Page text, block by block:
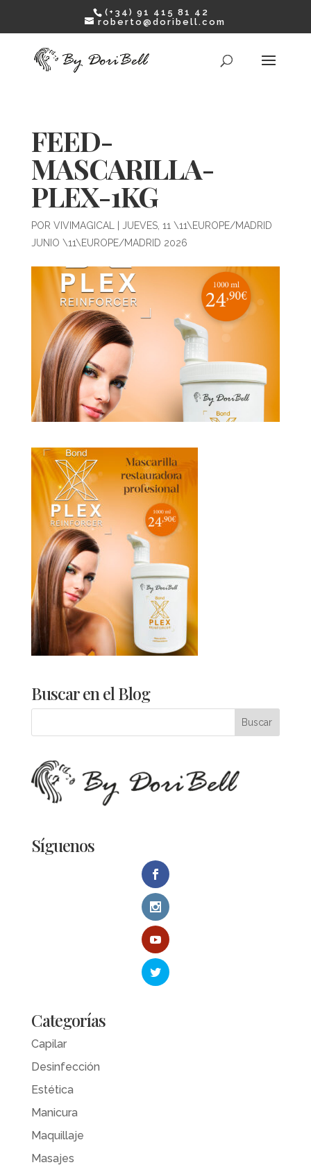
(+34) 91 415 81 42
roberto@doribell.com
FEED-
MASCARILLA-
PLEX-1KG
POR VIVIMAGICAL
JUEVES, 11 \11\EUROPE/MADRID
JUNIO \11\EUROPE/MADRID 2026
Buscar en el Blog
Síguenos
Categorías
Capilar
Desinfección
Estética
Manicura
Maquillaje
Masajes